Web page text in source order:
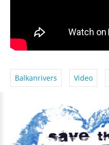
Balkanrivers Video